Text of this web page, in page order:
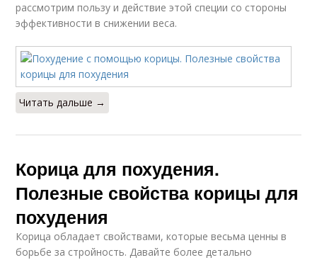
рассмотрим пользу и действие этой специи со стороны
эффективности в снижении веса.
Читать дальше →
Корица для похудения.
Полезные свойства корицы для
похудения
Корица обладает свойствами, которые весьма ценны в
борьбе за стройность. Давайте более детально